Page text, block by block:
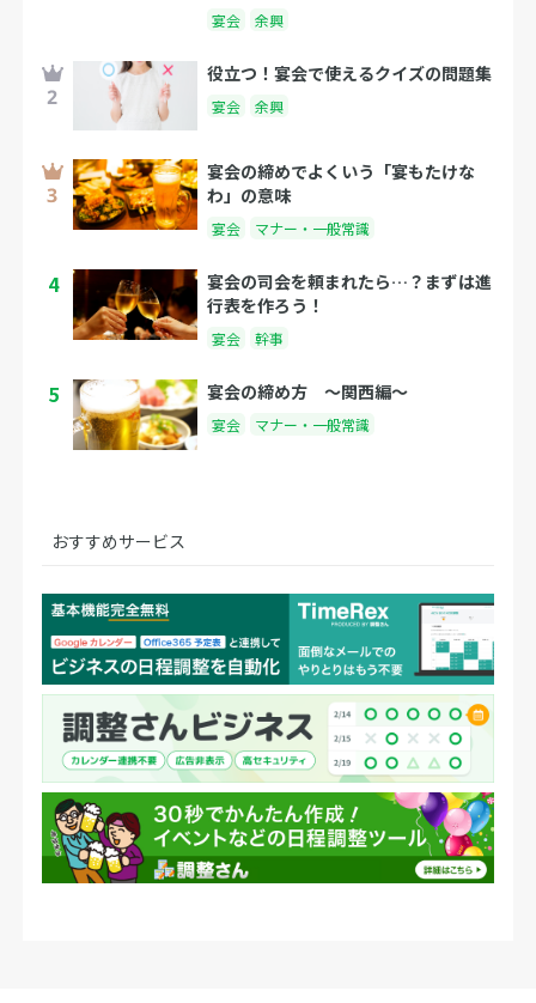
宴会 余興
役立つ！宴会で使えるクイズの問題集
宴会 余興
宴会の締めでよくいう「宴もたけな
わ」の意味
宴会 マナー・一般常識
4
宴会の司会を頼まれたら…？まずは進
行表を作ろう！
宴会 幹事
5 宴会の締め方 〜関西編〜
宴会 マナー・一般常識
おすすめサービス